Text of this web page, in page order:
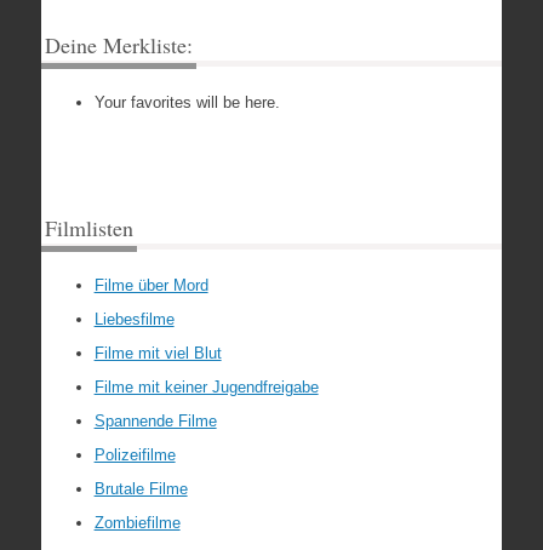
Deine Merkliste:
Your favorites will be here.
Filmlisten
Filme über Mord
Liebesfilme
Filme mit viel Blut
Filme mit keiner Jugendfreigabe
Spannende Filme
Polizeifilme
Brutale Filme
Zombiefilme